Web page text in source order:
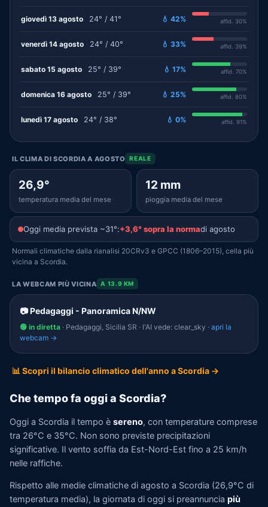
giovedì 13 agosto 24° / 41° 💧 42% affid. 30%
venerdì 14 agosto 24° / 40° 💧 33% affid. 39%
sabato 15 agosto 25° / 39° 💧 17% affid. 70%
domenica 16 agosto 25° / 39° 💧 25% affid. 80%
lunedì 17 agosto 24° / 38° 💧 0% affid. 91%
IL CLIMA DI SCORDIA A AGOSTO REALE
26,9°
temperatura media del mese
12 mm
pioggia media del mese
Oggi media prevista ~31°:+3,6° sopra la normadi agosto
Normali climatiche dalla rianalisi 20CRv3 e GPCC (1806–2015), cella più
vicina a Scordia.
LA WEBCAM PIÙ VICINA A 13.9 KM
📷 Pedagaggi - Panoramica N/NW
🟢 in diretta · Pedagaggi, Sicilia SR · l'AI vede: clear_sky · apri la
webcam →
📊 Scopri il bilancio climatico dell'anno a Scordia →
Che tempo fa oggi a Scordia?
Oggi a Scordia il tempo è sereno, con temperature comprese
tra 26°C e 35°C. Non sono previste precipitazioni
significative. Il vento soffia da Est-Nord-Est fino a 25 km/h
nelle raffiche.
Rispetto alle medie climatiche di agosto a Scordia (26,9°C di
temperatura media), la giornata di oggi si preannuncia più